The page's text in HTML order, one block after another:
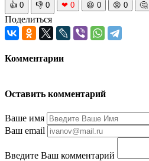
👍 0 👎 0 ❤ 0 😆 0 😡 0 🤔
Поделиться
Комментарии
Оставить комментарий
Ваше имя
Ваш email
Введите Ваш комментарий